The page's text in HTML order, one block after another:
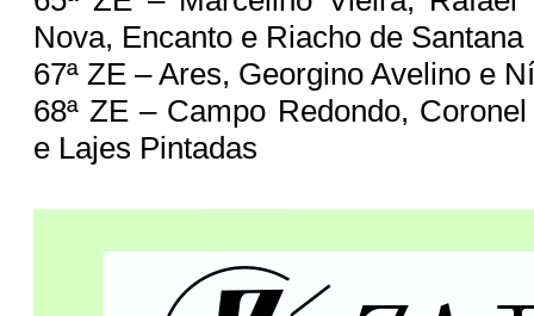
Nova, Encanto e Riacho de Santana
67ª ZE – Ares, Georgino Avelino e
68ª ZE – Campo Redondo,
e Lajes Pintadas